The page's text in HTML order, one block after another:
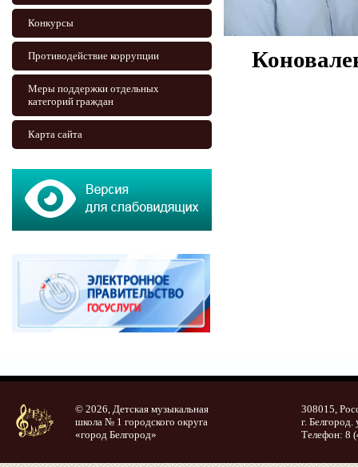
Конкурсы
Противодействие коррупции
Меры поддержки отдельных
категорий граждан
Карта сайта
© 2026, Детская музыкальная
школа № 1 городского округа
«город Белгород»
308015,
г. Белгород.
Телефон: 8